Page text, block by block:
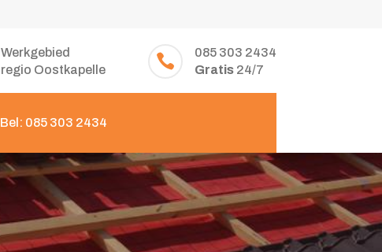
Werkgebied
regio Oostkapelle

085 303 2434
Gratis24/7
Bel: 085 303 2434